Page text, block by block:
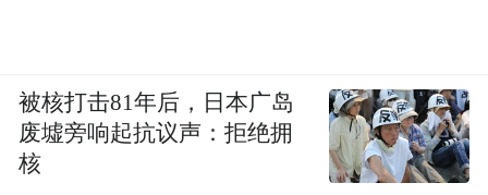
被核打击81年后，日本广岛
废墟旁响起抗议声：拒绝拥
核